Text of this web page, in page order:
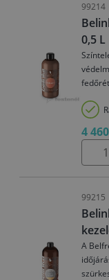
99214
0,5 L
4
99215
A